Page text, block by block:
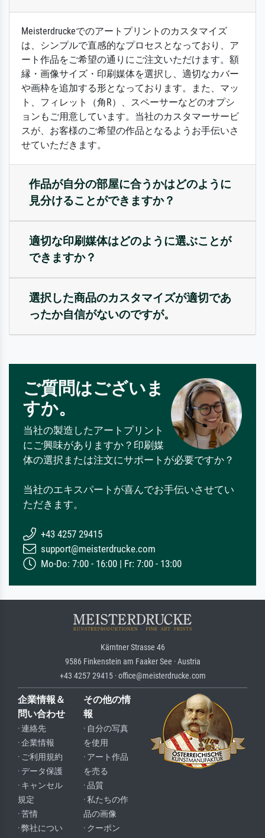
Meisterdruckeでのアートプリントのカスタマイズ
は、シンプルで直感的なプロセスとなっており、ア
ート作品をご希望の通りにご注文いただけます。額
縁・画像サイズ・印刷媒体を選択し、適切なカバー
や画枠を追加する形となっております。また、マッ
ト、フィレット（角R）、スペーサーなどのオプシ
ョンもご用意しています。当社のカスタマーサービ
スが、お客様のご希望の作品となるようお手伝いさ
せていただきます。
作品が自分の部屋に合うかはどのように
見分けることができますか？
適切な印刷媒体はどのように選ぶことが
できますか？
選択した商品のカスタマイズが適切であ
ったか自信がないのですが。
ご質問はございま
すか。
当社の製造したアートプリント
にご興味がありますか？印刷媒
体の選択または注文にサポートが必要ですか？
当社のエキスパートが喜んでお手伝いさせてい
ただきます。
+43 4257 29415
support@meisterdrucke.com
Mo-Do: 7:00 - 16:00 | Fr: 7:00 - 13:00
Kärntner Strasse 46
9586 Finkenstein am Faaker See · Austria
+43 4257 29415 · office@meisterdrucke.com
企業情報＆
問い合わせ
· 連絡先
· 企業情報
· ご利用規約
· データ保護
· キャンセル
規定
· 苦情
· 弊社につい
その他の情
報
· 自分の写真
を使用
· アート作品
を売る
· 品質
· 私たちの作
品の画像
· クーポン